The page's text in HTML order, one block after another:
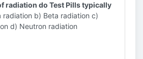
radiation do Test Pills typically
radiation b) Beta radiation c)
d) Neutron radiation